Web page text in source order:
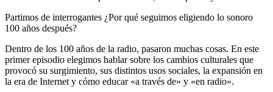
Partimos de interrogantes ¿Por qué seguimos eligiendo lo sonoro
100 años después?
Dentro de los 100 años de la radio, pasaron muchas cosas. En este
primer episodio elegimos hablar sobre los cambios culturales que
provocó su surgimiento, sus distintos usos sociales, la expansión en
la era de Internet y cómo educar «a través de» y «en radio».